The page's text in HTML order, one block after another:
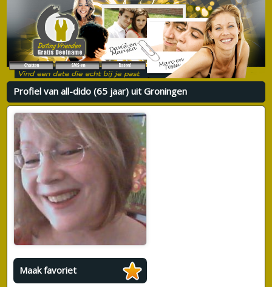
Profiel van all-dido (65 jaar) uit Groningen
Maak favoriet